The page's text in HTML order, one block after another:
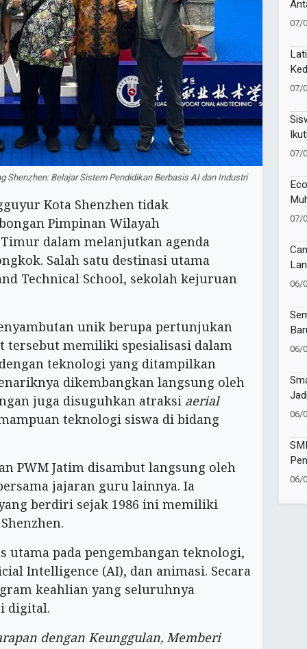
Shenzhen: Belajar Sistem Pendidikan Berbasis AI dan Industri
Kota Shenzhen tidak
Pimpinan Wilayah
dalam melanjutkan agenda
Salah satu destinasi utama
Technical School, sekolah kejuruan
unik berupa pertunjukan
tersebut memiliki spesialisasi dalam
teknologi yang ditampilkan
dikembangkan langsung oleh
juga disuguhkan atraksi aerial
teknologi siswa di bidang
PWM Jatim disambut langsung oleh
jajaran guru lainnya. Ia
berdiri sejak 1986 ini memiliki
utama pada pengembangan teknologi,
Intelligence (AI), dan animasi. Secara
keahlian yang seluruhnya
digital.
dengan Keunggulan, Memberi
07/
07/
07/
07/
06/
06/
06/
06/